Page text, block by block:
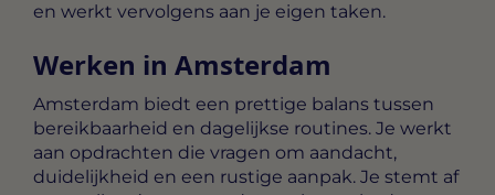
en werkt vervolgens aan je eigen taken.
Werken in Amsterdam
Amsterdam biedt een prettige balans tussen
bereikbaarheid en dagelijkse routines. Je werkt
aan opdrachten die vragen om aandacht,
duidelijkheid en een rustige aanpak. Je stemt af